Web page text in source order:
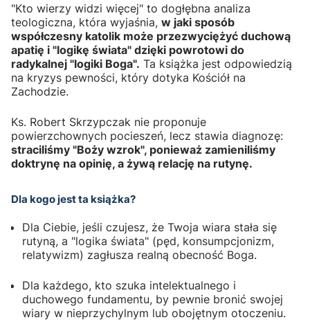
"Kto wierzy widzi więcej" to dogłębna analiza
teologiczna, która wyjaśnia, w jaki sposób
współczesny katolik może przezwyciężyć duchową
apatię i "logikę świata" dzięki powrotowi do
radykalnej "logiki Boga". Ta książka jest odpowiedzią
na kryzys pewności, który dotyka Kościół na
Zachodzie.
Ks. Robert Skrzypczak nie proponuje
powierzchownych pocieszeń, lecz stawia diagnozę:
straciliśmy "Boży wzrok", ponieważ zamieniliśmy
doktrynę na opinię, a żywą relację na rutynę.
Dla kogo jest ta książka?
Dla Ciebie, jeśli czujesz, że Twoja wiara stała się
rutyną, a "logika świata" (pęd, konsumpcjonizm,
relatywizm) zagłusza realną obecność Boga.
Dla każdego, kto szuka intelektualnego i
duchowego fundamentu, by pewnie bronić swojej
wiary w nieprzychylnym lub obojętnym otoczeniu.